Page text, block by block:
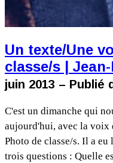
Un texte/Une
classe/s |
juin 2013 – Publié
C'est un dimanche qui
aujourd'hui, avec la voix
Photo de classe/s. Il a
trois questions : Quelle